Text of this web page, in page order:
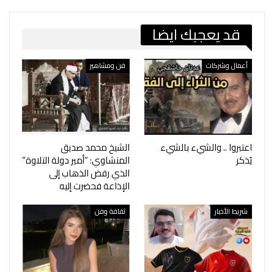
قد يعجبك ايضا
أعمال وشركات
اعتبروا .. والشيء بالشيء
يُذكر
فن ومشاهير
الشيخ محمد صديق
المنشاوي: “أمير دولة التلاوة”
الذي رفض الذهاب إلى
الإذاعة فحضرت إليه
شريط الأخبار ثقافة وفن